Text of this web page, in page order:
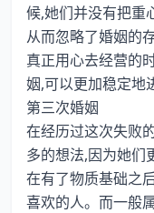
候,她们并没有把重
从而忽略了婚姻的
真正用心去经营的
姻,可以更加稳定地
第三次婚姻
在经历过这次失败
多的想法,因为她们
在有了物质基础之
喜欢的人。而一般